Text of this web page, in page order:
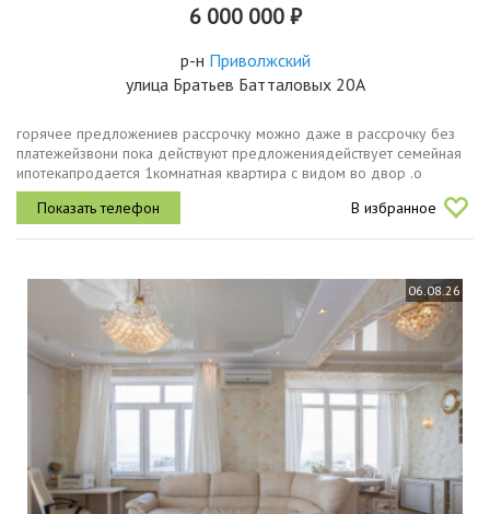
6 000 000 ₽
р-н Приволжский
улица Братьев Батталовых 20А
горячее предложениев рассрочку можно даже в рассрочку без
платежейзвони пока действуют предложениядействует семейная
ипотекапродается 1комнатная квартира с видом во двор .о
квартире общая площадь 34,3 кв.м. жилая площадь 14,1 кв.м из
них кухня 12,2...
В избранное
06.08.26